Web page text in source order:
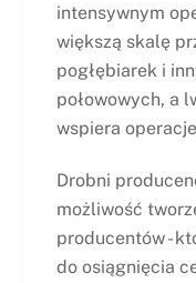
intensywnym
większą skalę
pogłębiarek i
połowowych, a
wspiera
Drobni
możliwość
producentów -
do osiągnięcia